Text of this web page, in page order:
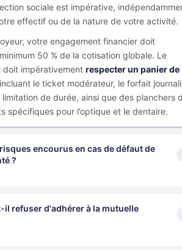
sociale est impérative,
effectif ou de la nature de votre activité.
votre engagement financier doit
50 % de la cotisation globale. Le
impérativement respecter un panier de
incluant le ticket modérateur, le forfait
limitation de durée, ainsi que des planchers
spécifiques pour l’optique et le dentaire.
encourus en cas de défaut de
?
conséquences juridiques et financières
principal réside dans un
il refuser d'adhérer à la mutuelle